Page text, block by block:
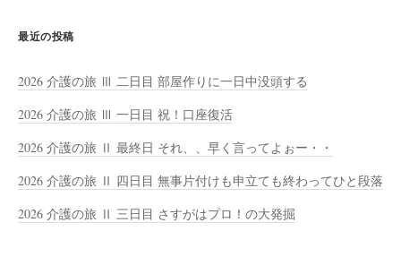
最近の投稿
2026 介護の旅 Ⅲ 二日目 部屋作りに一日中没頭する
2026 介護の旅 Ⅲ 一日目 祝！口座復活
2026 介護の旅 Ⅱ 最終日 それ、、早く言ってよぉー・・
2026 介護の旅 Ⅱ 四日目 無事片付けも申立ても終わってひと段落
2026 介護の旅 Ⅱ 三日目 さすがはプロ！の大発掘